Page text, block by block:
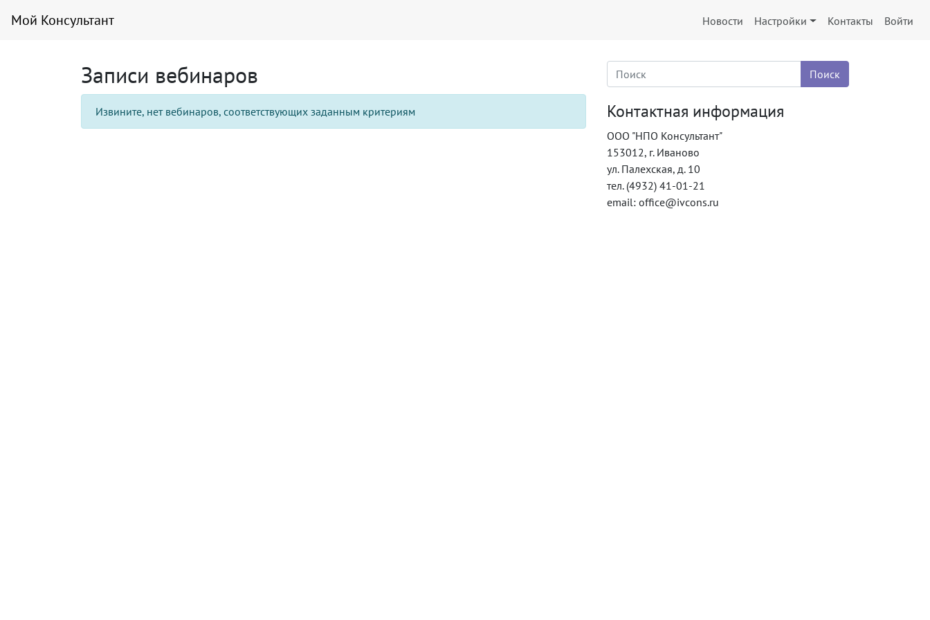
Мой Консультант Новости Настройки Контакты Войти
Записи вебинаров
Извините, нет вебинаров, соответствующих заданным критериям Контактная информация
ООО "НПО Консультант"
153012, г. Иваново
ул. Палехская, д. 10
тел. (4932) 41-01-21
email: office@ivcons.ru